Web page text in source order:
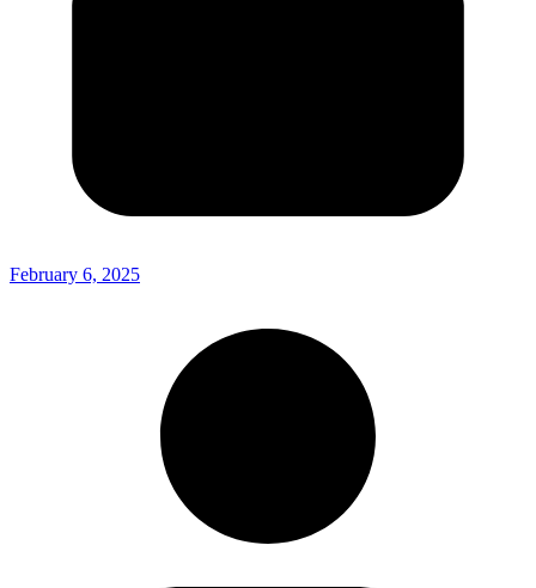
February 6, 2025